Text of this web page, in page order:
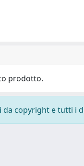
prodotto.
copyright e tutti i